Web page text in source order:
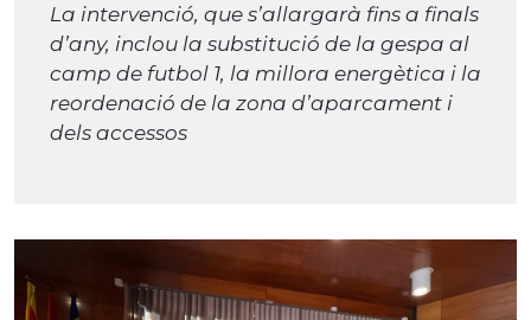
La intervenció, que s’allargarà fins a finals
d’any, inclou la substitució de la gespa al
camp de futbol 1, la millora energètica i la
reordenació de la zona d’aparcament i
dels accessos